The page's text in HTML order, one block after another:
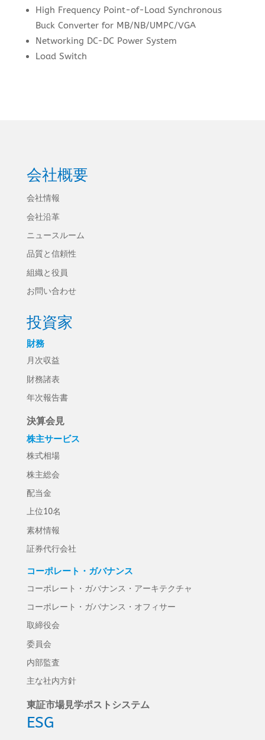
High Frequency Point-of-Load Synchronous
Buck Converter for MB/NB/UMPC/VGA
Networking DC-DC Power System
Load Switch
会社概要
会社情報
会社沿革
ニュースルーム
品質と信頼性
組織と役員
お問い合わせ
投資家
財務
月次収益
財務諸表
年次報告書
決算会見
株主サービス
株式相場
株主総会
配当金
上位10名
素材情報
証券代行会社
コーポレート・ガバナンス
コーポレート・ガバナンス・アーキテクチャ
コーポレート・ガバナンス・オフィサー
取締役会
委員会
内部監査
主な社内方針
東証市場見学ポストシステム
ESG